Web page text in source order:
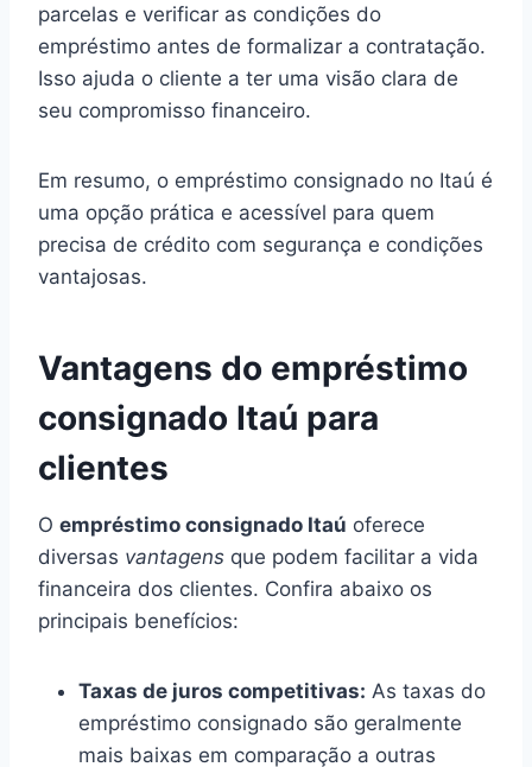
parcelas e verificar as condições do
empréstimo antes de formalizar a contratação.
Isso ajuda o cliente a ter uma visão clara de
seu compromisso financeiro.
Em resumo, o empréstimo consignado no Itaú é
uma opção prática e acessível para quem
precisa de crédito com segurança e condições
vantajosas.
Vantagens do empréstimo
consignado Itaú para
clientes
O empréstimo consignado Itaú oferece
diversas vantagens que podem facilitar a vida
financeira dos clientes. Confira abaixo os
principais benefícios:
Taxas de juros competitivas: As taxas do
empréstimo consignado são geralmente
mais baixas em comparação a outras